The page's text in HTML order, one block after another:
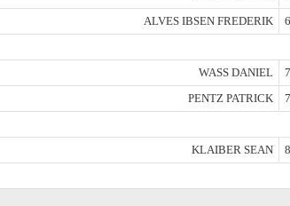
ALVES IBSEN FREDERIK
WASS DANIEL
PENTZ PATRICK
KLAIBER SEAN